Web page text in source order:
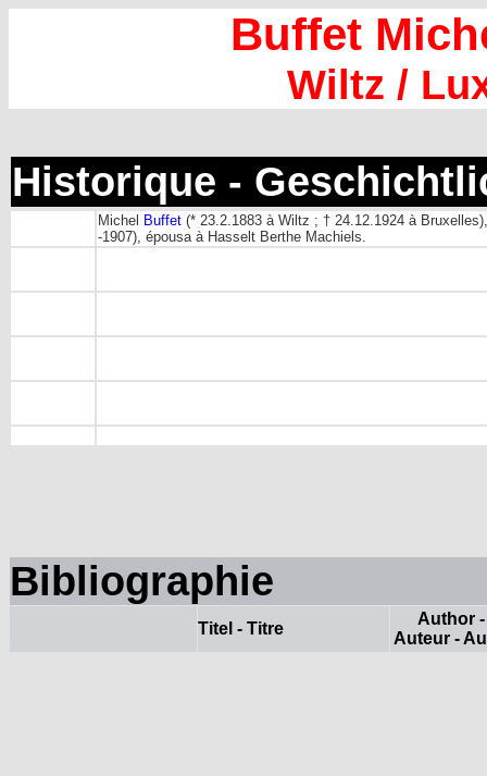
Buffet
Wiltz /
Historique -
Michel Buffet (* 23.2.1883 à Wiltz ; † 24.12.1924 à
-1907), épousa à Hasselt Berthe Machiels.
Bibliographie
Titel - Titre
Author -
Auteur -